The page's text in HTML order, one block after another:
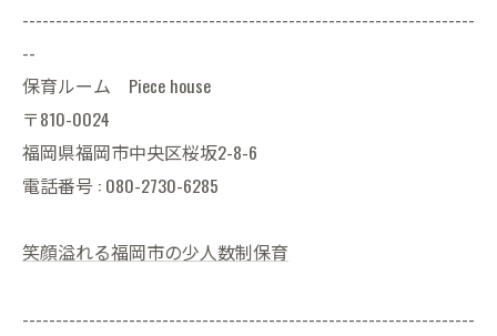
--------------------------------------------------------------------
--
保育ルーム Piece house
〒810-0024
福岡県福岡市中央区桜坂2-8-6
電話番号 : 080-2730-6285
笑顔溢れる福岡市の少人数制保育
--------------------------------------------------------------------